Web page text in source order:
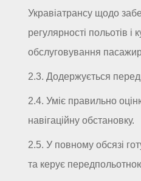
Укравіатрансу щодо
регулярності польотів і
обслуговування
2.3. Додержується
2.4. Уміє правильно
навігаційну обстановку.
2.5. У повному обсязі
та керує